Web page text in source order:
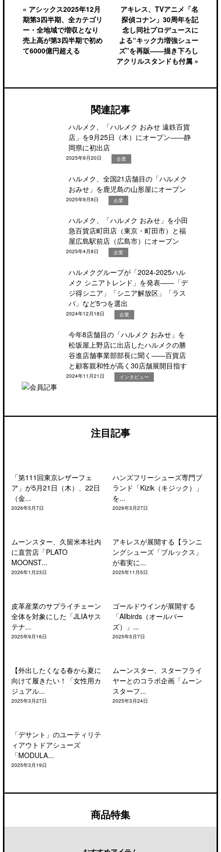
« アシックス2025年12月
期第3四半期、全カテゴリ
ー・全地域で増収となり
売上高が第3四半期で初め
て6000億円超える
アキレス、TVアニメ「名
探偵コナン」30周年を記
念し同社プロデュースに
よる“キック力増強シュー
ズ”を再販――描き下ろし
アクリルスタンドも付属 »
関連記事
ハルメク、「ハルメク おみせ 遠鉄百貨
店」を9月25日（木）にオープン――静
岡県に初出店
2025年9月20日 企業
ハルメク、全国21店舗目の「ハルメク
おみせ」を鹿児島の山形屋にオープン
2025年9月8日 企業
ハルメク、「ハルメク おみせ」を小田
急百貨店町田店（東京・町田市）と福
屋広島駅前店（広島市）にオープン
2025年4月8日 企業
ハルメクグループが「2024-2025ハル
メク シニアトレンド」を発表――「デ
ジ得シニア」「シニア解放区」「ラス
パ」など5つを選出
2024年12月18日 企業
今年8店舗目の「ハルメク おみせ」を
松坂屋上野店に出店したハルメクの勝
谷進店舗事業部部長に聞く――百貨店
と顧客親和性が高く30店舗展開目指す
2024年11月21日 インタビュー
注目記事
「第111回東京レザーフェ
ア」が5月21日（木）、22日
（金...
2026年5月7日
ハンズフリーシューズ専門ブ
ランド「Kizik（キジック）」
を...
2026年3月27日
ムーンスター、久留米本社内
に直営店「PLATO
MOONST...
2026年1月23日
アキレスが展開する【ランニ
ングシューズ「ブルックス」
が着実に...
2025年11月5日
皮革産業のサプライチェーン
全体を対象にした「JLIAサス
テナ...
2025年9月16日
ゴールドウインが展開する
「Allbirds（オールバー
ズ）」...
2025年5月7日
【外出したくなる春から夏に
向けて履きたい！「女性用カ
ジュアル...
2025年3月27日
ムーンスター、スターフライ
ヤーとのコラボ企画「ムーン
スターフ...
2025年3月24日
「デサント」のユーティリテ
ィアウトドアシューズ
「MODULA...
2025年3月19日
商品特集